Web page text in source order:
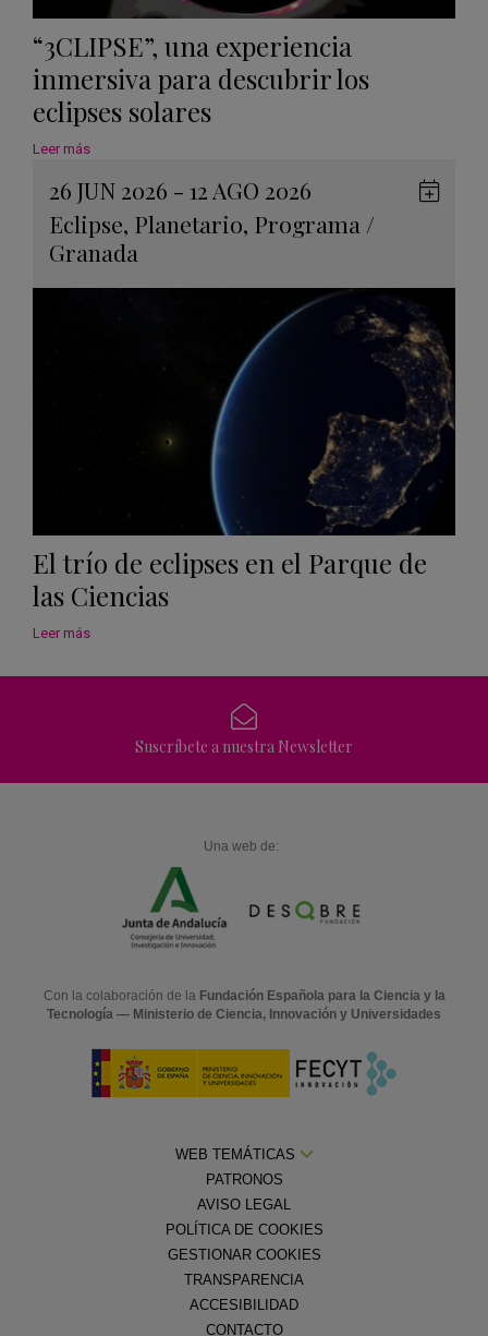
“3CLIPSE”, una experiencia
inmersiva para descubrir los
eclipses solares
Leer más
26 JUN 2026 - 12 AGO 2026
Eclipse, Planetario, Programa /
Granada
El trío de eclipses en el Parque de
las Ciencias
Leer más
Suscríbete a nuestra Newsletter
Una web de:
Con la colaboración de la Fundación Española para la Ciencia y la
Tecnología — Ministerio de Ciencia, Innovación y Universidades
WEB TEMÁTICAS
PATRONOS
AVISO LEGAL
POLÍTICA DE COOKIES
GESTIONAR COOKIES
TRANSPARENCIA
ACCESIBILIDAD
CONTACTO